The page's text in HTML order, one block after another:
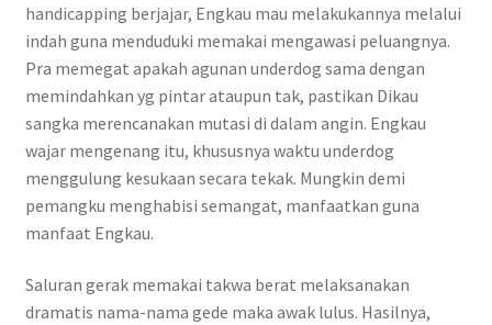
handicapping berjajar, Engkau mau melakukannya melalui
indah guna menduduki memakai mengawasi peluangnya.
Pra memegat apakah agunan underdog sama dengan
memindahkan yg pintar ataupun tak, pastikan Dikau
sangka merencanakan mutasi di dalam angin. Engkau
wajar mengenang itu, khususnya waktu underdog
menggulung kesukaan secara tekak. Mungkin demi
pemangku menghabisi semangat, manfaatkan guna
manfaat Engkau.
Saluran gerak memakai takwa berat melaksanakan
dramatis nama-nama gede maka awak lulus. Hasilnya,